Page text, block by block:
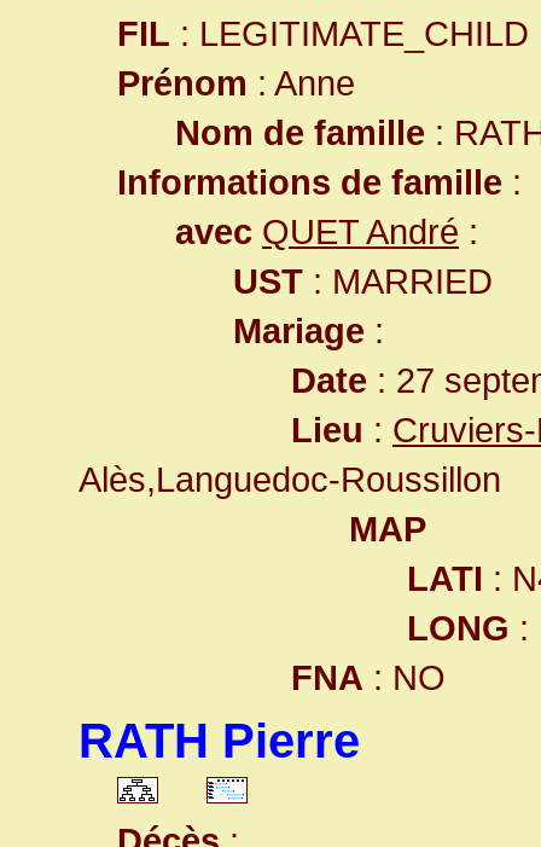
FIL : LEGITIMATE_CHILD
Prénom : Anne
Nom de famille :
Informations de famille :
avec QUET André :
UST : MARRIED
Mariage :
Date : 27
Lieu :
Alès,Languedoc-Roussillon
MAP
LATI :
LONG :
FNA : NO
RATH Pierre